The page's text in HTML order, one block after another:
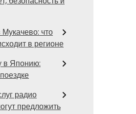
что
в регионе
в Японию:
радио
предложить